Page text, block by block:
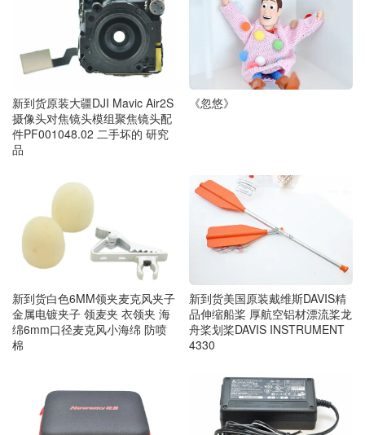
新到货原装大疆DJI Mavic Air2S
摄像头对焦镜头模组聚焦镜头配
件PF001048.02 二手坏的 研究
品
《忽悠》
新到货白色6MM领夹麦克风夹子
金属电镀夹子 领麦夹 衣领夹 海
绵6mm口径麦克风小海绵 防喷
棉
新到货美国原装戴维斯DAVIS精
品伸缩船桨 厚航空铝材漂流桨龙
舟桨划桨DAVIS INSTRUMENT
4330